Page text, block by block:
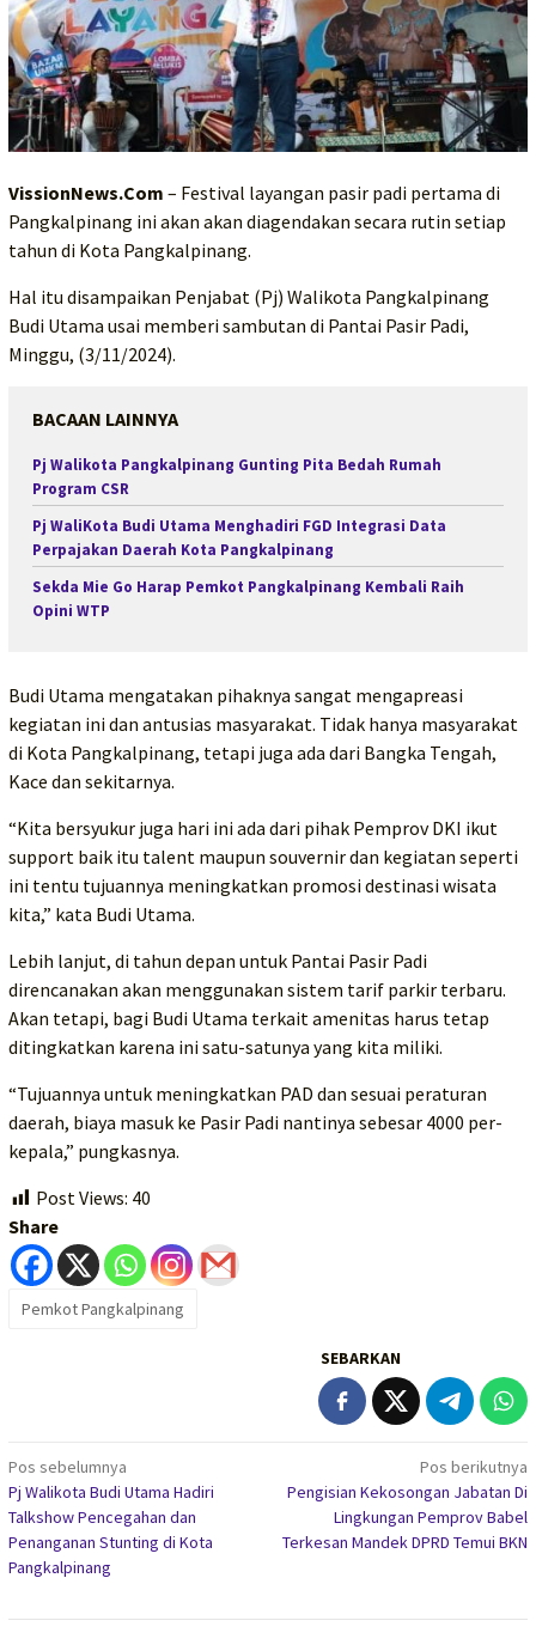
VissionNews.Com – Festival layangan pasir padi pertama di
Pangkalpinang ini akan akan diagendakan secara rutin setiap
tahun di Kota Pangkalpinang.
Hal itu disampaikan Penjabat (Pj) Walikota Pangkalpinang
Budi Utama usai memberi sambutan di Pantai Pasir Padi,
Minggu, (3/11/2024).
BACAAN LAINNYA
Pj Walikota Pangkalpinang Gunting Pita Bedah Rumah
Program CSR
Pj WaliKota Budi Utama Menghadiri FGD Integrasi Data
Perpajakan Daerah Kota Pangkalpinang
Sekda Mie Go Harap Pemkot Pangkalpinang Kembali Raih
Opini WTP
Budi Utama mengatakan pihaknya sangat mengapreasi
kegiatan ini dan antusias masyarakat. Tidak hanya masyarakat
di Kota Pangkalpinang, tetapi juga ada dari Bangka Tengah,
Kace dan sekitarnya.
“Kita bersyukur juga hari ini ada dari pihak Pemprov DKI ikut
support baik itu talent maupun souvernir dan kegiatan seperti
ini tentu tujuannya meningkatkan promosi destinasi wisata
kita,” kata Budi Utama.
Lebih lanjut, di tahun depan untuk Pantai Pasir Padi
direncanakan akan menggunakan sistem tarif parkir terbaru.
Akan tetapi, bagi Budi Utama terkait amenitas harus tetap
ditingkatkan karena ini satu-satunya yang kita miliki.
“Tujuannya untuk meningkatkan PAD dan sesuai peraturan
daerah, biaya masuk ke Pasir Padi nantinya sebesar 4000 per-
kepala,” pungkasnya.
Post Views: 40
Share
Pemkot Pangkalpinang
SEBARKAN
Navigasi
pos
Pos sebelumnya
Pj Walikota Budi Utama Hadiri
Talkshow Pencegahan dan
Penanganan Stunting di Kota
Pangkalpinang
Pos berikutnya
Pengisian Kekosongan Jabatan Di
Lingkungan Pemprov Babel
Terkesan Mandek DPRD Temui BKN